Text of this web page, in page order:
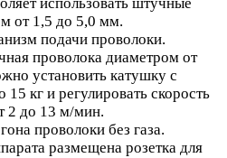
использовать штучные
от 1,5 до 5,0 мм.
подачи проволоки.
проволока диаметром от
установить катушку с
кг и регулировать скорость
2 до 13 м/мин.
проволоки без газа.
размещена розетка для